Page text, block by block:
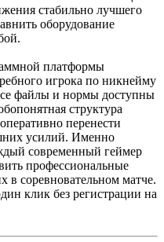
стабильно лучшего
оборудование
платформы
игрока по никнейму
файлы и нормы доступны
структура
перенести
усилий. Именно
современный геймер
профессиональные
в соревновательном матче.
клик без регистрации на